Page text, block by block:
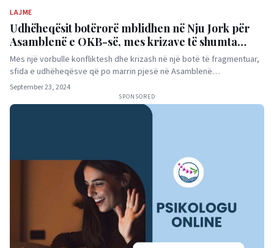
LAJME
Udhëheqësit botërorë mblidhen në Nju Jork për
Asamblenë e OKB-së, mes krizave të shumta
globale
Mes një vorbulle konfliktesh dhe krizash në një botë të fragmentuar,
sfida e udhëheqësve që po marrin pjesë në Asamblenë…
September 23, 2024
SPONSORED